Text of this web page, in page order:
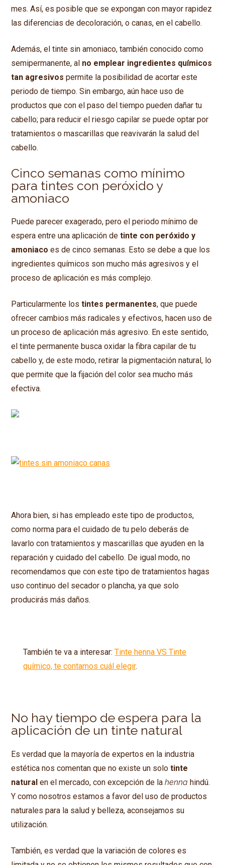
mes. Así, es posible que se expongan con mayor rapidez
las diferencias de decoloración, o canas, en el cabello.
Además, el tinte sin amoniaco, también conocido como
semipermanente, al no emplear ingredientes químicos
tan agresivos permite la posibilidad de acortar este
periodo de tiempo. Sin embargo, aún hace uso de
productos que con el paso del tiempo pueden dañar tu
cabello; para reducir el riesgo capilar se puede optar por
tratamientos o mascarillas que reavivarán la salud del
cabello.
Cinco semanas como mínimo
para tintes con peróxido y
amoniaco
Puede parecer exagerado, pero el periodo mínimo de
espera entre una aplicación de tinte con peróxido y
amoniaco es de cinco semanas. Esto se debe a que los
ingredientes químicos son mucho más agresivos y el
proceso de aplicación es más complejo.
Particularmente lostintes permanentes, que puede
ofrecer cambios más radicales y efectivos, hacen uso de
un proceso de aplicación más agresivo. En este sentido,
el tinte permanente busca oxidar la fibra capilar de tu
cabello y, de este modo, retirar la pigmentación natural, lo
que permite que la fijación del color sea mucho más
efectiva.
Ahora bien, si has empleado este tipo de productos,
como norma para el cuidado de tu pelo deberás de
lavarlo con tratamientos y mascarillas que ayuden en la
reparación y cuidado del cabello. De igual modo, no
recomendamos que con este tipo de tratamientos hagas
uso continuo del secador o plancha, ya que solo
producirás más daños.
También te va a interesar:Tinte henna VS Tinte
químico, te contamos cuál elegir.
No hay tiempo de espera para la
aplicación de un tinte natural
Es verdad que la mayoría de expertos en la industria
estética nos comentan que no existe un solotinte
natural en el mercado, con excepción de lahennahindú.
Y como nosotros estamos a favor del uso de productos
naturales para la salud y belleza, aconsejamos su
utilización.
También, es verdad que la variación de colores es